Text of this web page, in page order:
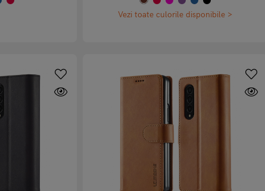
Vezi toate culorile disponibile >